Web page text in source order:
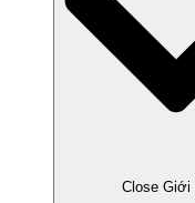
Close Giới